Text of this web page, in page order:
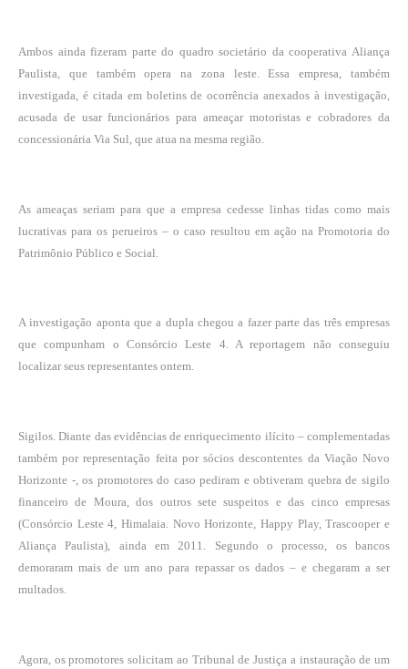
Ambos ainda fizeram parte do quadro societário da cooperativa Aliança
Paulista, que também opera na zona leste. Essa empresa, também
investigada, é citada em boletins de ocorrência anexados à investigação,
acusada de usar funcionários para ameaçar motoristas e cobradores da
concessionária Via Sul, que atua na mesma região.
As ameaças seriam para que a empresa cedesse linhas tidas como mais
lucrativas para os perueiros – o caso resultou em ação na Promotoria do
Patrimônio Público e Social.
A investigação aponta que a dupla chegou a fazer parte das três empresas
que compunham o Consórcio Leste 4. A reportagem não conseguiu
localizar seus representantes ontem.
Sigilos. Diante das evidências de enriquecimento ilícito – complementadas
também por representação feita por sócios descontentes da Viação Novo
Horizonte -, os promotores do caso pediram e obtiveram quebra de sigilo
financeiro de Moura, dos outros sete suspeitos e das cinco empresas
(Consórcio Leste 4, Himalaia. Novo Horizonte, Happy Play, Trascooper e
Aliança Paulista), ainda em 2011. Segundo o processo, os bancos
demoraram mais de um ano para repassar os dados – e chegaram a ser
multados.
Agora, os promotores solicitam ao Tribunal de Justiça a instauração de um